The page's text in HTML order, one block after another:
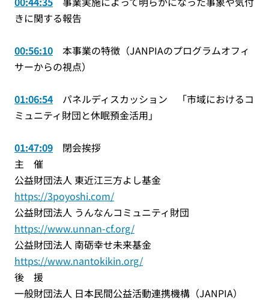
きに関する報告
00:56:10 本事業の特徴（JANPIAのプログラムオフィ
サーからの視点）
01:06:54 パネルディスカッション 「市域におけるコ
ミュニティ財団と休眠預金活用」
01:47:09 閉会挨拶
主 催
公益財団法人 東近江三方よし基金
https://3poyoshi.com/
公益財団法人 うんなんコミュニティ財団
https://www.unnan-cf.org/
公益財団法人 南砺幸せ未来基金
https://www.nantokikin.org/
後 援
一般財団法人 日本民間公益活動連携機構（JANPIA）